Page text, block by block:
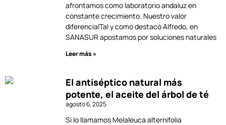
afrontamos como laboratorio andaluz en
constante crecimiento. Nuestro valor
diferencialTal y como destacó Alfredo, en
SANASUR apostamos por soluciones naturales
Leer más »
El antiséptico natural más
potente, el aceite del árbol de té
agosto 6, 2025
Si lo llamamos Melaleuca alternifolia